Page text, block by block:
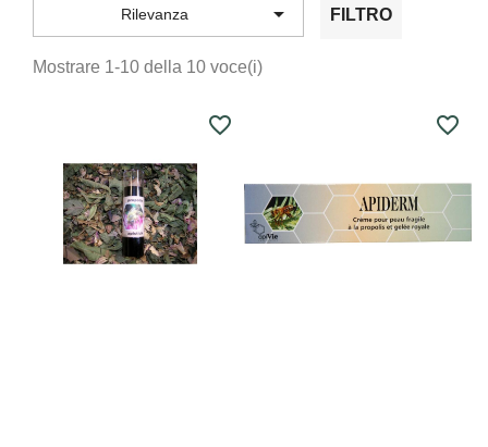
Rilevanza  FILTRO
Mostrare 1-10 della 10 voce(i)
favorite_border favorite_border